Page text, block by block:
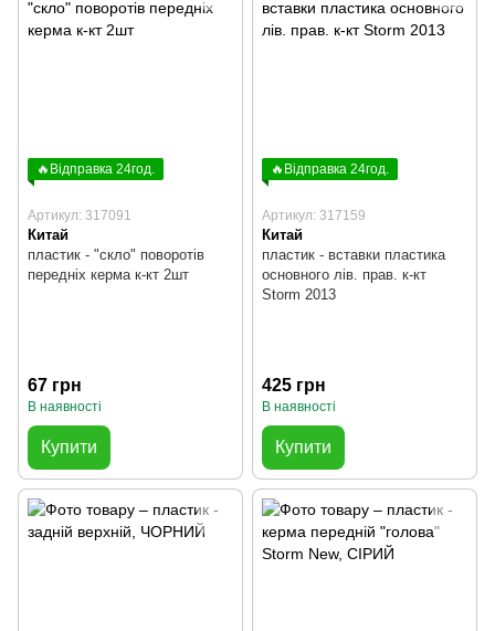
🔥Відправка 24год.
Артикул: 317091
Китай
пластик - "скло" поворотів
передніх керма к-кт 2шт
67 грн
В наявності
Купити
🔥Відправка 24год.
Артикул: 317159
Китай
пластик - вставки пластика
основного лів. прав. к-кт
Storm 2013
425 грн
В наявності
Купити